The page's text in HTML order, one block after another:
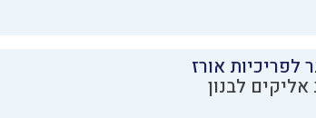
לפריכיות אורז
לבנון